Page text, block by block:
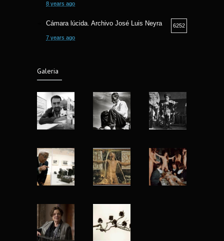
8 years ago
Cámara lúcida. Archivo José Luis Neyra
6252
7 years ago
6 years ago
Fotografía Callejera bajo la óptica Fermin
Guzman
5807
8 years ago
Fotografia y Arqueologia exposicion en
7 years ago
Nu Project mujeres reales de Matt Blume
4924
13 years ago
Yo fotografío para la historia: Abbas
(1944-2018)
8 years ago
Galeria